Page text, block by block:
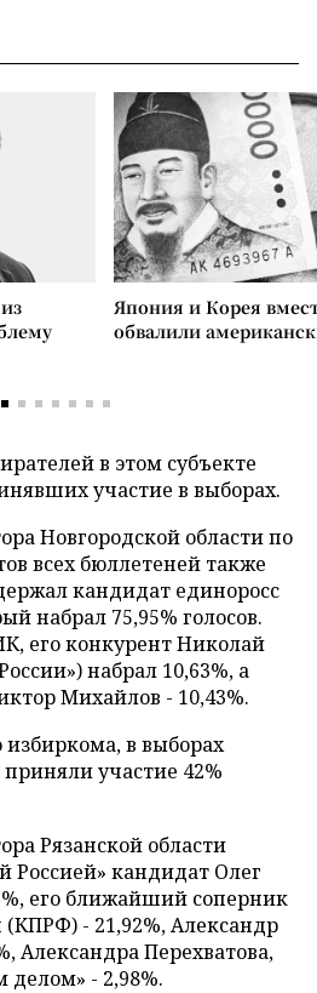
Япония и Корея
обвалили
в этом субъекте
участие в выборах.
Новгородской области по
всех бюллетеней также
кандидат единоросс
набрал 75,95% голосов.
его конкурент Николай
набрал 10,63%, а
Михайлов - 10,43%.
в выборах
приняли участие 42%
Рязанской области
кандидат Олег
его ближайший соперник
- 21,92%, Александр
Александра Перехватова,
- 2,98%.